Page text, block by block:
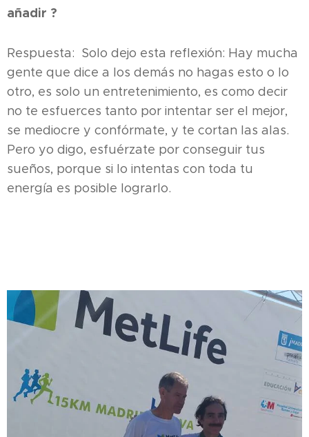
añadir ?
Respuesta: Solo dejo esta reflexión: Hay mucha
gente que dice a los demás no hagas esto o lo
otro, es solo un entretenimiento, es como decir
no te esfuerces tanto por intentar ser el mejor,
se mediocre y confórmate, y te cortan las alas.
Pero yo digo, esfuérzate por conseguir tus
sueños, porque si lo intentas con toda tu
energía es posible lograrlo.